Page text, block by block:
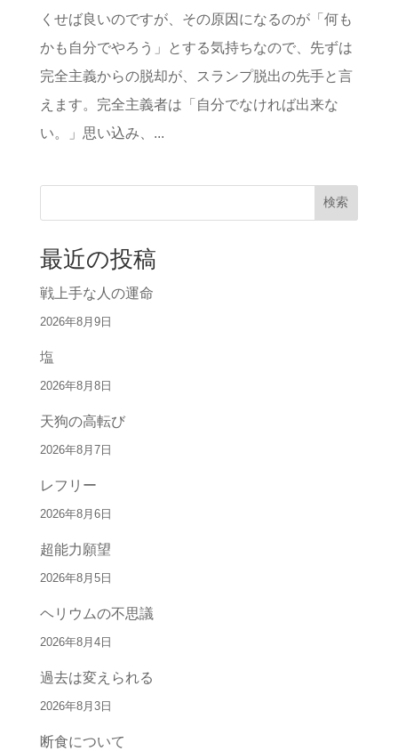
くせば良いのですが、その原因になるのが「何も
かも自分でやろう」とする気持ちなので、先ずは
完全主義からの脱却が、スランプ脱出の先手と言
えます。完全主義者は「自分でなければ出来な
い。」思い込み、...
検索
最近の投稿
戦上手な人の運命
2026年8月9日
塩
2026年8月8日
天狗の高転び
2026年8月7日
レフリー
2026年8月6日
超能力願望
2026年8月5日
ヘリウムの不思議
2026年8月4日
過去は変えられる
2026年8月3日
断食について